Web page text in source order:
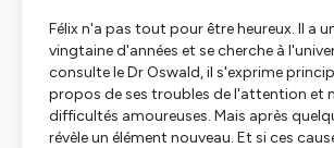
Félix n'a pas tout pour être heureux. Il a
vingtaine d'années et se cherche à
consulte le Dr Oswald, il s'exprime
propos de ses troubles de l'attention et
difficultés amoureuses. Mais après
révèle un élément nouveau. Et si ces